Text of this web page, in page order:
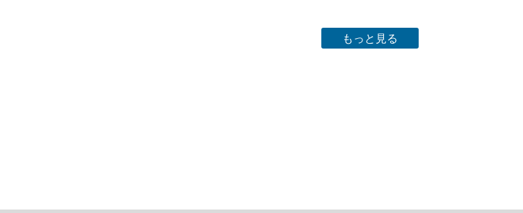
もっと見る